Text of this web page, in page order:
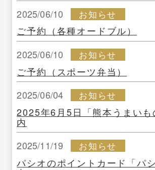
2025/06/10
お知らせ
ご予約（各種オードブル）
2025/06/10
お知らせ
ご予約（スポーツ弁当）
2025/06/04
お知らせ
2025年6月5日「熊本うまいも
内
2025/11/19
お知らせ
パシオのポイントカード「パ